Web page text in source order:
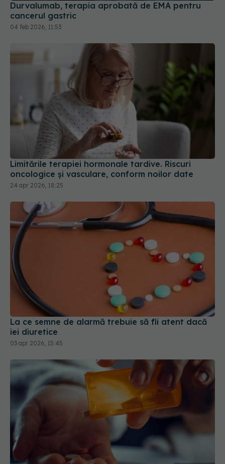
Durvalumab, terapia aprobată de EMA pentru
cancerul gastric
04 feb 2026, 11:53
Limitările terapiei hormonale tardive. Riscuri
oncologice și vasculare, conform noilor date
24 apr 2026, 18:25
La ce semne de alarmă trebuie să fii atent dacă
iei diuretice
03 apr 2026, 15:45